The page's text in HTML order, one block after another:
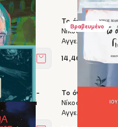
Στο καλάθι
Βραβευμένο
Το όνομά μου
Νίκος
Αγγελική Μπόζου
14,40 €
σύστημα -
από αυτά
Το όνομά μου
Νίκος
Αγγελική Μπόζου